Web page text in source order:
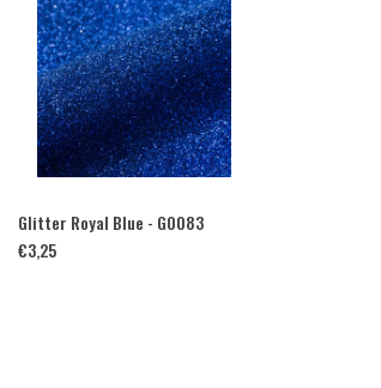
Glitter Royal Blue - G0083
€3,25